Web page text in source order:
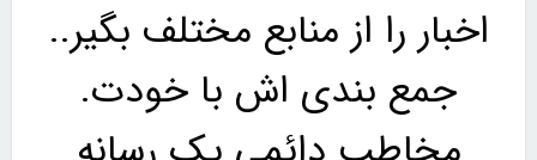
اخبار را از منابع مختلف بگیر..
جمع بندی اش با خودت.